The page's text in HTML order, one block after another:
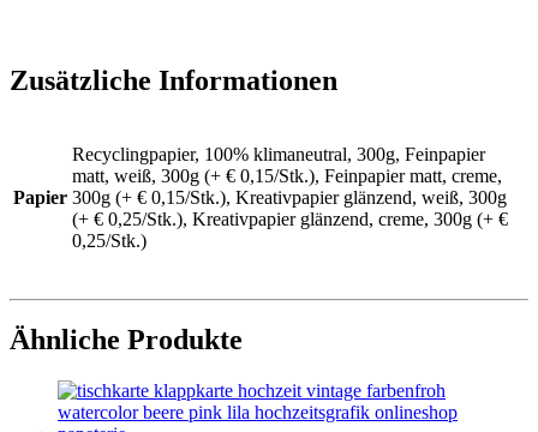
Zusätzliche Informationen
Papier
Recyclingpapier, 100% klimaneutral, 300g, Feinpapier
matt, weiß, 300g (+ € 0,15/Stk.), Feinpapier matt, creme,
300g (+ € 0,15/Stk.), Kreativpapier glänzend, weiß, 300g
(+ € 0,25/Stk.), Kreativpapier glänzend, creme, 300g (+ €
0,25/Stk.)
Ähnliche Produkte